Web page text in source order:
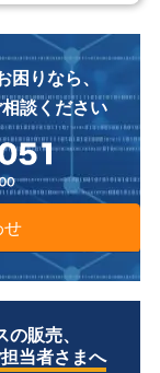
りなら、
談ください
せ
販売、
当者さまへ